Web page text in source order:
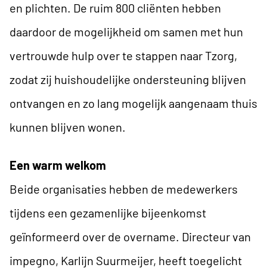
en plichten. De ruim 800 cliënten hebben
daardoor de mogelijkheid om samen met hun
vertrouwde hulp over te stappen naar Tzorg,
zodat zij huishoudelijke ondersteuning blijven
ontvangen en zo lang mogelijk aangenaam thuis
kunnen blijven wonen.
Een warm welkom
Beide organisaties hebben de medewerkers
tijdens een gezamenlijke bijeenkomst
geïnformeerd over de overname. Directeur van
impegno, Karlijn Suurmeijer, heeft toegelicht